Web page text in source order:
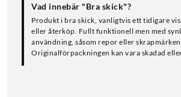
Vad innebär "Bra skick"?
Produkt i bra skick, vanligtvis ett tidigare
eller återköp. Fullt funktionell men med
användning, såsom repor eller skrapmärken.
Originalförpackningen kan vara skadad